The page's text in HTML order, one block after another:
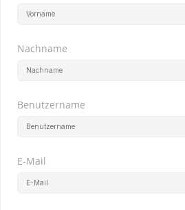
Nachname
Benutzername
E-Mail